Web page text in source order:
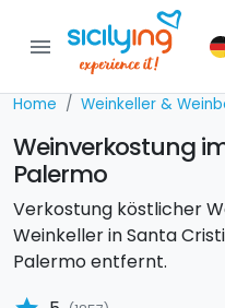
menu
Home Weinkeller &
Weinverkostung
Palermo
Verkostung köstlicher
Weinkeller in Santa
Palermo entfernt.